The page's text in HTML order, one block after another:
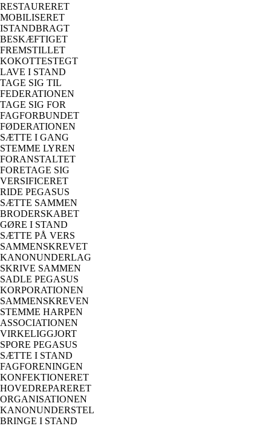
RESTAURERET
MOBILISERET
ISTANDBRAGT
BESKÆFTIGET
FREMSTILLET
KOKOTTESTEGT
LAVE I STAND
TAGE SIG TIL
FEDERATIONEN
TAGE SIG FOR
FAGFORBUNDET
FØDERATIONEN
SÆTTE I GANG
STEMME LYREN
FORANSTALTET
FORETAGE SIG
VERSIFICERET
RIDE PEGASUS
SÆTTE SAMMEN
BRODERSKABET
GØRE I STAND
SÆTTE PÅ VERS
SAMMENSKREVET
KANONUNDERLAG
SKRIVE SAMMEN
SADLE PEGASUS
KORPORATIONEN
SAMMENSKREVEN
STEMME HARPEN
ASSOCIATIONEN
VIRKELIGGJORT
SPORE PEGASUS
SÆTTE I STAND
FAGFORENINGEN
KONFEKTIONERET
HOVEDREPARERET
ORGANISATIONEN
KANONUNDERSTEL
BRINGE I STAND